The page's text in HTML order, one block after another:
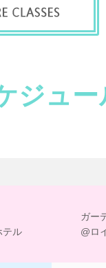
ジュー
テル
ガー
@ロ